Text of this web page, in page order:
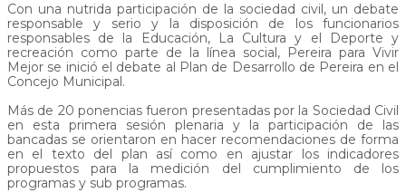
Con una nutrida participación de la sociedad civil, un debate
responsable y serio y la disposición de los funcionarios
responsables de la Educación, La Cultura y el Deporte y
recreación como parte de la línea social, Pereira para Vivir
Mejor se inició el debate al Plan de Desarrollo de Pereira en el
Concejo Municipal.
Más de 20 ponencias fueron presentadas por la Sociedad Civil
en esta primera sesión plenaria y la participación de las
bancadas se orientaron en hacer recomendaciones de forma
en el texto del plan así como en ajustar los indicadores
propuestos para la medición del cumplimiento de los
programas y sub programas.